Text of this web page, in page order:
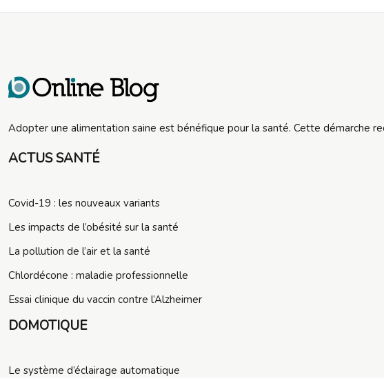
Adopter une alimentation saine est bénéfique pour la santé. Cette démarche
ACTUS SANTÉ
Covid-19 : les nouveaux variants
Les impacts de l’obésité sur la santé
La pollution de l’air et la santé
Chlordécone : maladie professionnelle
Essai clinique du vaccin contre l’Alzheimer
DOMOTIQUE
Le système d’éclairage automatique